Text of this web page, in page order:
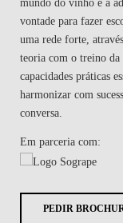
vontade para fazer
uma rede forte,
teoria com o treino
capacidades práticas
harmonizar com
conversa.
Em parceria com:
PEDIR